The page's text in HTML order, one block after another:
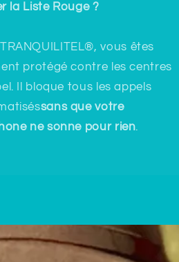
la Liste Rouge ?
vous êtes
protégé contre les centres
Il bloque tous les appels
sans que votre
ne sonne pour rien.